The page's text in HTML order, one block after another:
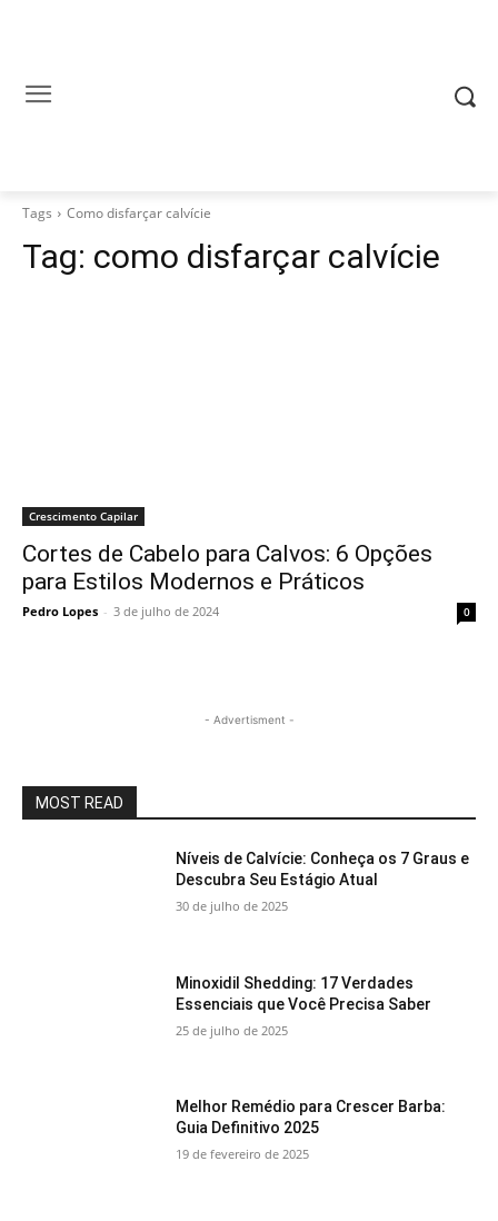
Tags Como disfarçar calvície
Tag: como disfarçar calvície
Crescimento Capilar
Cortes de Cabelo para Calvos: 6 Opções
para Estilos Modernos e Práticos
Pedro Lopes - 3 de julho de 2024 0
- Advertisment -
MOST READ
Níveis de Calvície: Conheça os 7 Graus e
Descubra Seu Estágio Atual
30 de julho de 2025
Minoxidil Shedding: 17 Verdades
Essenciais que Você Precisa Saber
25 de julho de 2025
Melhor Remédio para Crescer Barba:
Guia Definitivo 2025
19 de fevereiro de 2025